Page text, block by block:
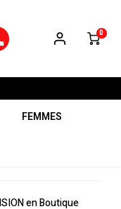
0
FEMMES
en Boutique